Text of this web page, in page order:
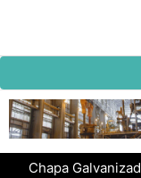
Galvanizada